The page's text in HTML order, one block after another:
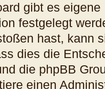
gibt es
festgelegt
hast, kann
dies die
die phpBB
einen